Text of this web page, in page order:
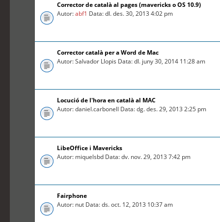
Corrector de català al pages (mavericks o OS 10.9)
Autor:abf1 Data: dl. des. 30, 2013 4:02 pm
Corrector català per a Word de Mac
Autor: Salvador Llopis Data: dl. juny 30, 2014 11:28 am
Locució de l'hora en català al MAC
Autor: daniel.carbonell Data: dg. des. 29, 2013 2:25 pm
LibeOffice i Mavericks
Autor: miquelsbd Data: dv. nov. 29, 2013 7:42 pm
Fairphone
Autor: nut Data: ds. oct. 12, 2013 10:37 am